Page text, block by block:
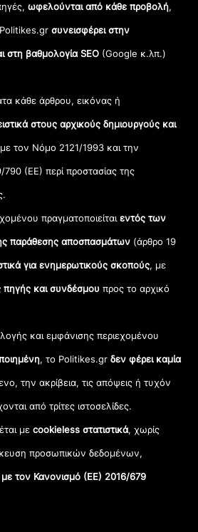
ωφελούνται από κάθε προβολή,
συνεισφέρει στην
στη βαθμολογία SEO (Google κ.λπ.)
κάθε άρθρου, εικόνας ή
στους αρχικούς δημιουργούς και
τον Νόμο 2121/1993 και την
(ΕΕ) περί προστασίας της
πραγματοποιείταιεντός των
παράθεσης αποσπασμάτων (άρθρο 19
για ενημερωτικούς σκοπούς, με
πηγής και συνδέσμου προς το αρχικό
και εμφάνισης περιεχομένου
, το Politikes.grδεν φέρει καμία
την ακρίβεια, τις απόψεις ή τυχόν
από τρίτες ιστοσελίδες.
μεcookieless στατιστικά, χωρίς
προσωπικών δεδομένων,
τον Κανονισμό (ΕΕ) 2016/679